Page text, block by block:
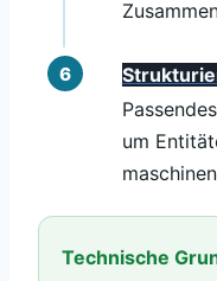
Passendes
um
Technische